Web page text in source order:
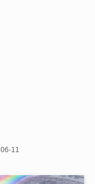
11